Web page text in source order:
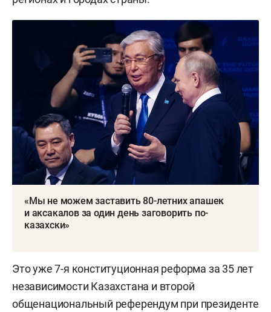
«Мы не можем заставить 80-летних апашек
и аксакалов за один день заговорить по-
казахски»
Это уже 7-я конституционная реформа за 35 лет
независимости Казахстана и второй
общенациональный референдум при президенте